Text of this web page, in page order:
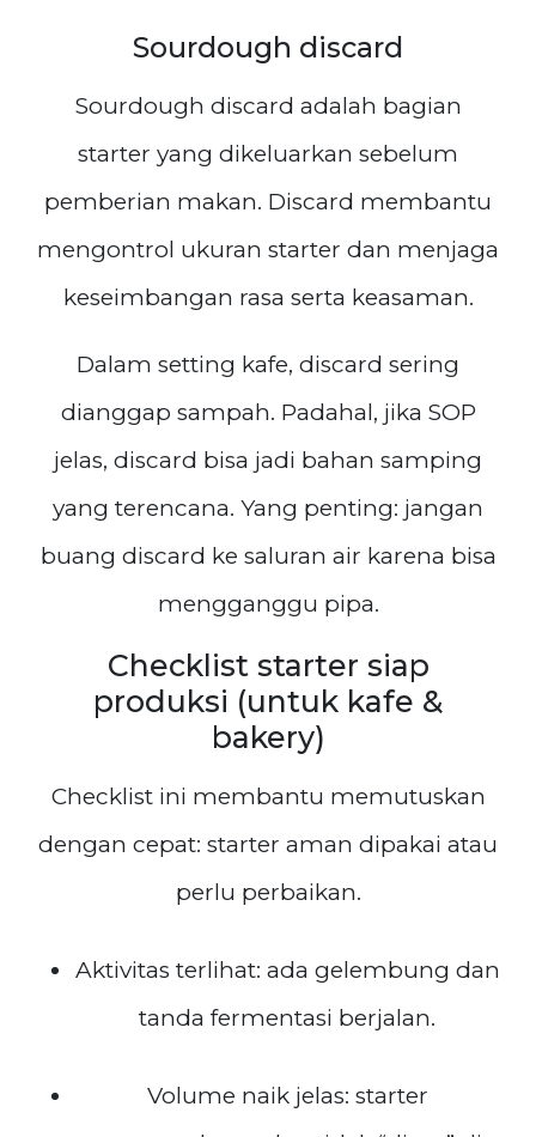
Sourdough discard
Sourdough discard adalah bagian
starter yang dikeluarkan sebelum
pemberian makan. Discard membantu
mengontrol ukuran starter dan menjaga
keseimbangan rasa serta keasaman.
Dalam setting kafe, discard sering
dianggap sampah. Padahal, jika SOP
jelas, discard bisa jadi bahan samping
yang terencana. Yang penting: jangan
buang discard ke saluran air karena bisa
mengganggu pipa.
Checklist starter siap
produksi (untuk kafe &
bakery)
Checklist ini membantu memutuskan
dengan cepat: starter aman dipakai atau
perlu perbaikan.
Aktivitas terlihat: ada gelembung dan
tanda fermentasi berjalan.
Volume naik jelas: starter